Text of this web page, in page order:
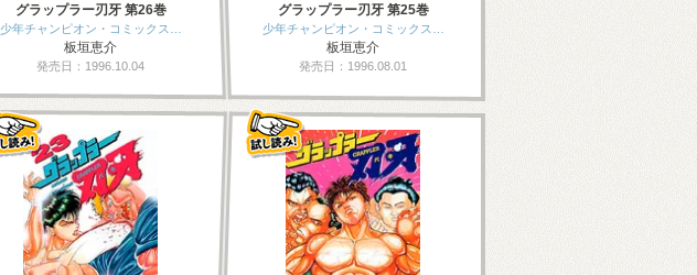
グラップラー刃牙 第26巻
少年チャンピオン・コミックス…
板垣恵介
発売日：1996.10.04
グラップラー刃牙 第25巻
少年チャンピオン・コミックス…
板垣恵介
発売日：1996.08.01